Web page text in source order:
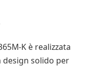
K è realizzata
design solido per